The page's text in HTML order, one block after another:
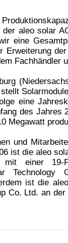
aleo solar
eine
Erweiterung
eine
des
Megawatt
und
ist die aleo
einer 19-
ist die
Co. Ltd. an